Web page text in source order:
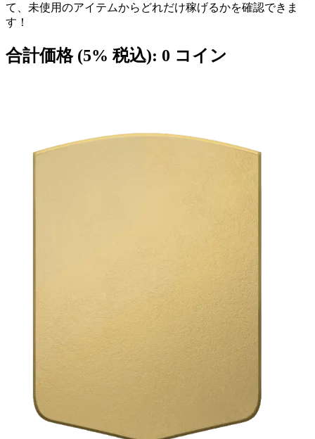
て、未使用のアイテムからどれだけ稼げるかを確認できま
す！
合計価格 (5% 税込): 0 コイン